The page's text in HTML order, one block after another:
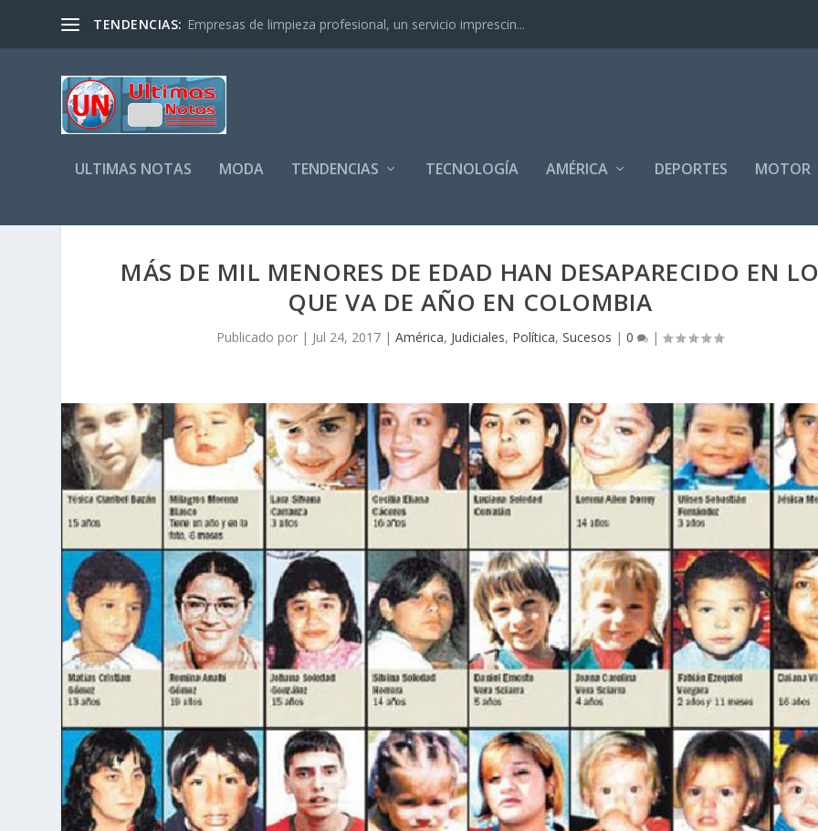
TENDENCIAS: Empresas de limpieza profesional, un servicio imprescin...
ULTIMAS NOTAS MODA TENDENCIAS TECNOLOGÍA AMÉRICA DEPORTES MOTOR
MÁS DE MIL MENORES DE EDAD HAN DESAPARECIDO EN
QUE VA DE AÑO EN COLOMBIA
Publicado por | Jul 24, 2017 |América, Judiciales, Política,Sucesos |0 |